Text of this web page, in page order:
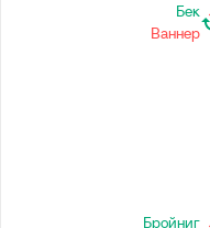
Бек
Ваннер
Бройниг